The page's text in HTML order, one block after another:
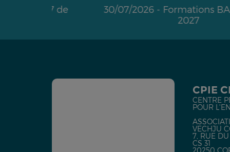
30/07/2026 - Formations BAFA 2026
CPIE
CENTRE
POUR
VECHJU
7, RUE
CS 31
20250